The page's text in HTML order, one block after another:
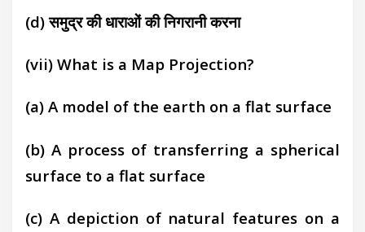
(d) समुद्र की धाराओं की निगरानी करना
(vii) What is a Map Projection?
(a) A model of the earth on a flat surface
(b) A process of transferring a spherical
surface to a flat surface
(c) A depiction of natural features on a